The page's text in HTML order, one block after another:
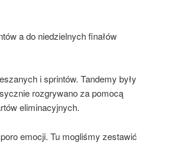
a do niedzielnych finałów
i sprintów. Tandemy były
rozgrywano za pomocą
eliminacyjnych.
emocji. Tu mogliśmy zestawić